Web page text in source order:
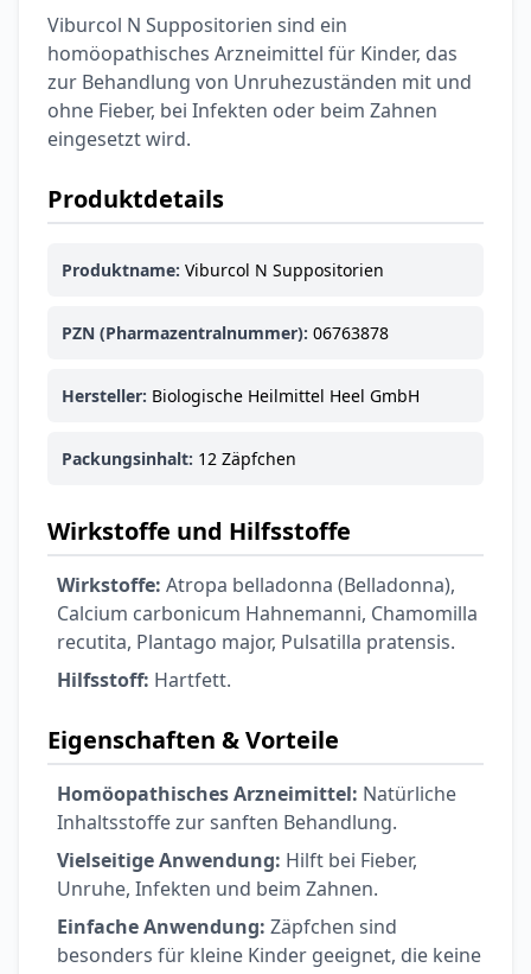
TestzentrumArzneimittel
&
Gesundheit
Hygiene &
Haushalt
Baby &
Familie
Sanitätshaus
Products
Durex Gefühlsecht
14,92 € 16,40 € -9%
Durex Play Feel
BEAUTY & PFLEGE
LIPIKAR Baume
Light AP+M
17,31 € 19,90 € -13%
BEAUTY & PFLEGE
Dexeryl
Pflegecreme für
die ganze Familie
5,91 € 6,35 €
Linola Forte
Shampoo für
juckende, trockene
oder zu
Schuppenflechte
neigende Kopfhaut
12,28 € 16,37 € -25%
ARZNEIMITTEL & GESUNDHEIT
– Zäpfchen zur
pH-Wert-
Stabilisierung
12,89 € 17,47 € -26%
ARZNEIMITTEL & GESUNDHEIT
OHROPAX® Classic
Viburcol N Suppositorien sind ein
homöopathisches Arzneimittel für Kinder, das
zur Behandlung von Unruhezuständen mit und
ohne Fieber, bei Infekten oder beim Zahnen
eingesetzt wird.
Produktdetails
Produktname: Viburcol N Suppositorien
PZN (Pharmazentralnummer): 06763878
Hersteller: Biologische Heilmittel Heel GmbH
Packungsinhalt: 12 Zäpfchen
Wirkstoffe und Hilfsstoffe
Wirkstoffe: Atropa belladonna (Belladonna),
Calcium carbonicum Hahnemanni, Chamomilla
recutita, Plantago major, Pulsatilla pratensis.
Hilfsstoff: Hartfett.
Eigenschaften & Vorteile
Homöopathisches Arzneimittel: Natürliche
Inhaltsstoffe zur sanften Behandlung.
Vielseitige Anwendung: Hilft bei Fieber,
Unruhe, Infekten und beim Zahnen.
Einfache Anwendung: Zäpfchen sind
besonders für kleine Kinder geeignet, die keine